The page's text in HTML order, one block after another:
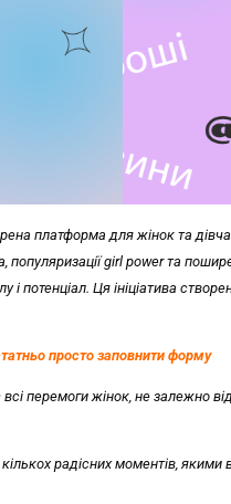
платформа для жінок та
girl power та
і потенціал. Ця ініціатива
просто заповнити форму
перемоги жінок, не залежно
радісних моментів, якими